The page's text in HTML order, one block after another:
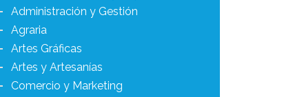
Administración y Gestión
Agraria
Artes Gráficas
Artes y Artesanías
Comercio y Marketing